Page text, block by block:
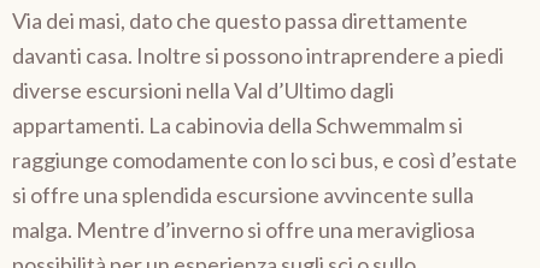
Via dei masi, dato che questo passa direttamente
davanti casa. Inoltre si possono intraprendere a piedi
diverse escursioni nella Val d’Ultimo dagli
appartamenti. La cabinovia della Schwemmalm si
raggiunge comodamente con lo sci bus, e così d’estate
si offre una splendida escursione avvincente sulla
malga. Mentre d’inverno si offre una meravigliosa